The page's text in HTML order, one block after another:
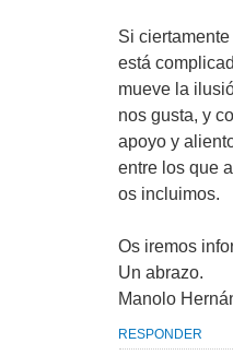
Si
está
mueve la
nos gusta, y
apoyo y
entre los que
os incluimos.
Os iremos
Un abrazo.
Manolo
RESPONDER